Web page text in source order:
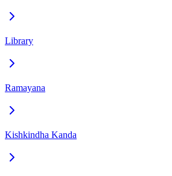
Library
Ramayana
Kishkindha Kanda